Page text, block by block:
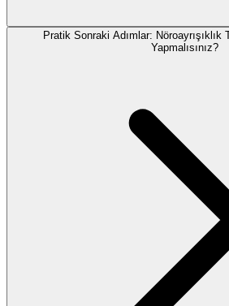
Pratik Sonraki Adımlar:
Yapmalısınız?